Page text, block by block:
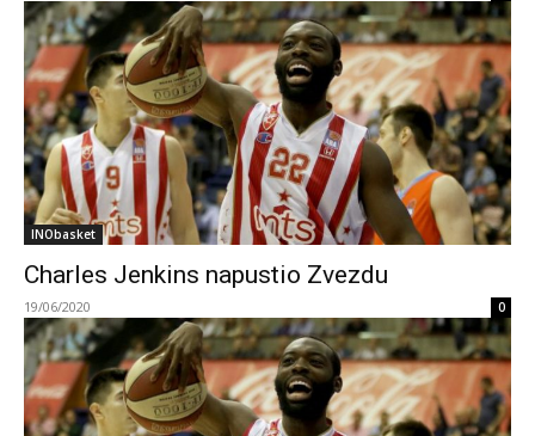
INObasket
Charles Jenkins napustio Zvezdu
19/06/2020 0